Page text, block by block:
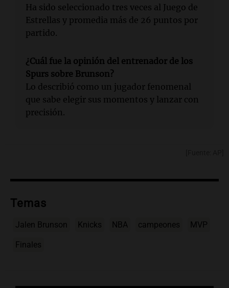
Ha sido seleccionado tres veces al Juego de
Estrellas y promedia más de 26 puntos por
partido.
¿Cuál fue la opinión del entrenador de los
Spurs sobre Brunson?
Lo describió como un jugador fenomenal
que sabe elegir sus momentos y lanzar con
precisión.
Temas
Jalen Brunson Knicks NBA campeones MVP
Finales